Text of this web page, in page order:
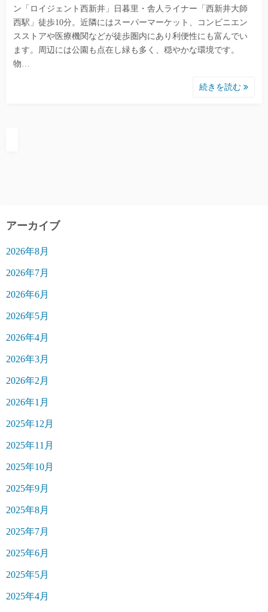
ン「ロイジェント西新井」日暮里・舎人ライナー「西新井大師
西駅」徒歩10分。近隣にはスーパーマーケット、コンビニエン
スストアや医療機関などが徒歩圏内にあり利便性にも富んでい
ます。周辺には公園も点在し緑も多く、穏やかな環境です。
物…
続きを読む
アーカイブ
2026年8月
2026年7月
2026年6月
2026年5月
2026年4月
2026年3月
2026年2月
2026年1月
2025年12月
2025年11月
2025年10月
2025年9月
2025年8月
2025年7月
2025年6月
2025年5月
2025年4月